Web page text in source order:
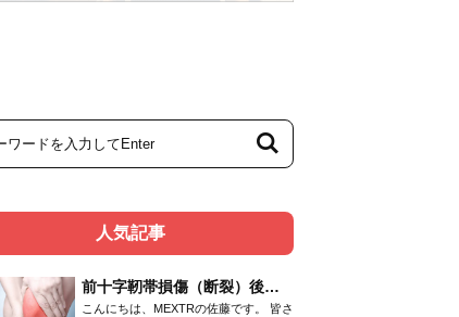
人気記事
前十字靭帯損傷（断裂）後の
リハビリメニュー
こんにちは、MEXTRの佐藤です。 皆さ